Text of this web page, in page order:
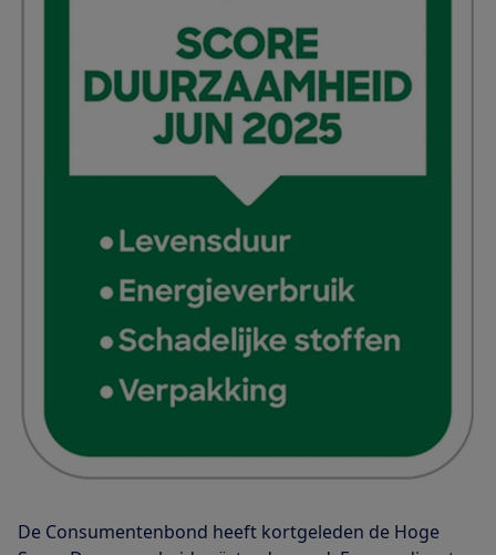
De Consumentenbond heeft kortgeleden de Hoge